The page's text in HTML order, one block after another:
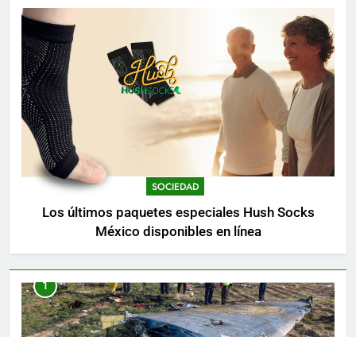
SOCIEDAD
Los últimos paquetes especiales Hush Socks
México disponibles en línea
1